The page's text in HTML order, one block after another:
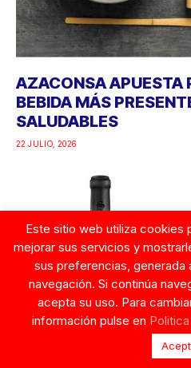
AZACONSA APUESTA
BEBIDA MÁS
SALUDABLES
22 JULIO, 2026
Este sitio web utiliza cookies
mejorar sus servicios y
sus preferencias, generada
navegación. Si continúa
acepta su uso. Para
información pulse en